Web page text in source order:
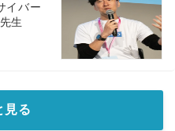
イバー
生
見る